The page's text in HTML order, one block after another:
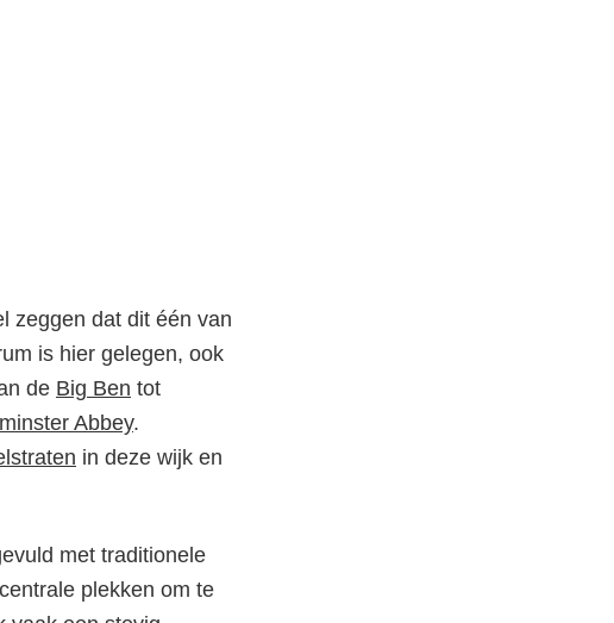
zeggen dat dit één van
is hier gelegen, ook
de Big Ben tot
Abbey.
in deze wijk en
met traditionele
plekken om te